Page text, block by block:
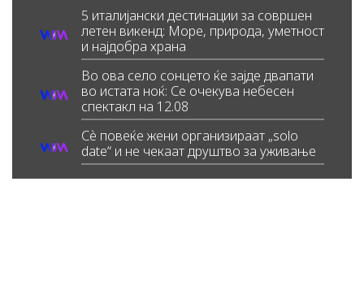
5 италијански дестинации за совршен
летен викенд: Море, природа, уметност
и најдобра храна
Во ова село сонцето ќе зајде двапати
во истата ноќ: Се очекува небесен
спектакл на 12.08
Сè повеќе жени организираат „solo
date“ и не чекаат друштво за уживање